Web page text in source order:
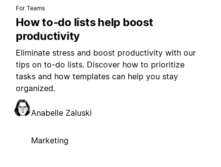
For Teams
How to-do lists help boost
productivity
Eliminate stress and boost productivity with our
tips on to-do lists. Discover how to prioritize
tasks and how templates can help you stay
organized.
Anabelle Zaluski
Marketing